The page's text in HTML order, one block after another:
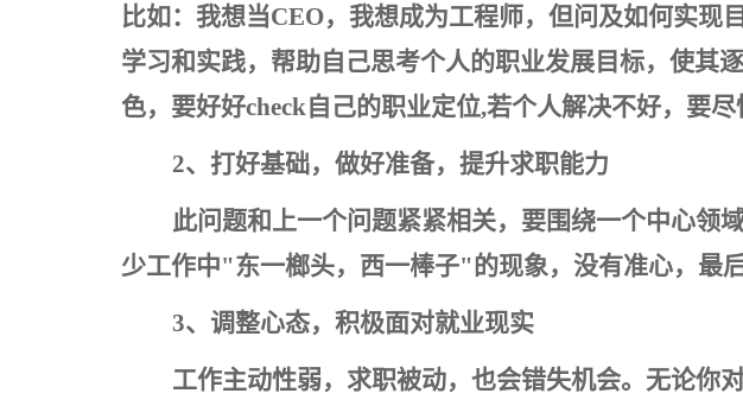
比如：我想当CEO，我想成为工程师，但问及如何实
学习和实践，帮助自己思考个人的职业发展目标，使其
色，要好好check自己的职业定位,若个人解决不好，要
2、打好基础，做好准备，提升求职能力
此问题和上一个问题紧紧相关，要围绕一个中心领
少工作中"东一榔头，西一棒子"的现象，没有准心，最
3、调整心态，积极面对就业现实
工作主动性弱，求职被动，也会错失机会。无论你